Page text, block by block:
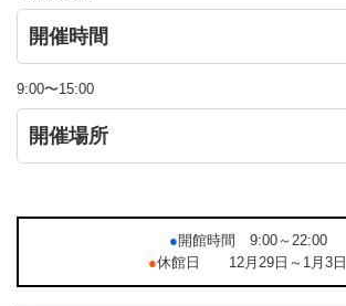
開催時間
9:00〜15:00
開催場所
●開館時間 9:00～22:00
●休館日 12月29日～1月3日